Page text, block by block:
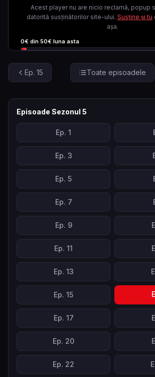
Acest player nu are nicio reclamă, popup
datorită susținătorilor site-ului. Susține și tu
așa.
0€ din 50€ luna asta
Ep. 15 Toate episoadele
Episoade Sezonul 5
Ep. 1
Ep. 3
Ep. 5
Ep. 7
Ep. 9
Ep. 11
Ep. 13
Ep. 15
Ep. 17
Ep. 20
Ep. 22